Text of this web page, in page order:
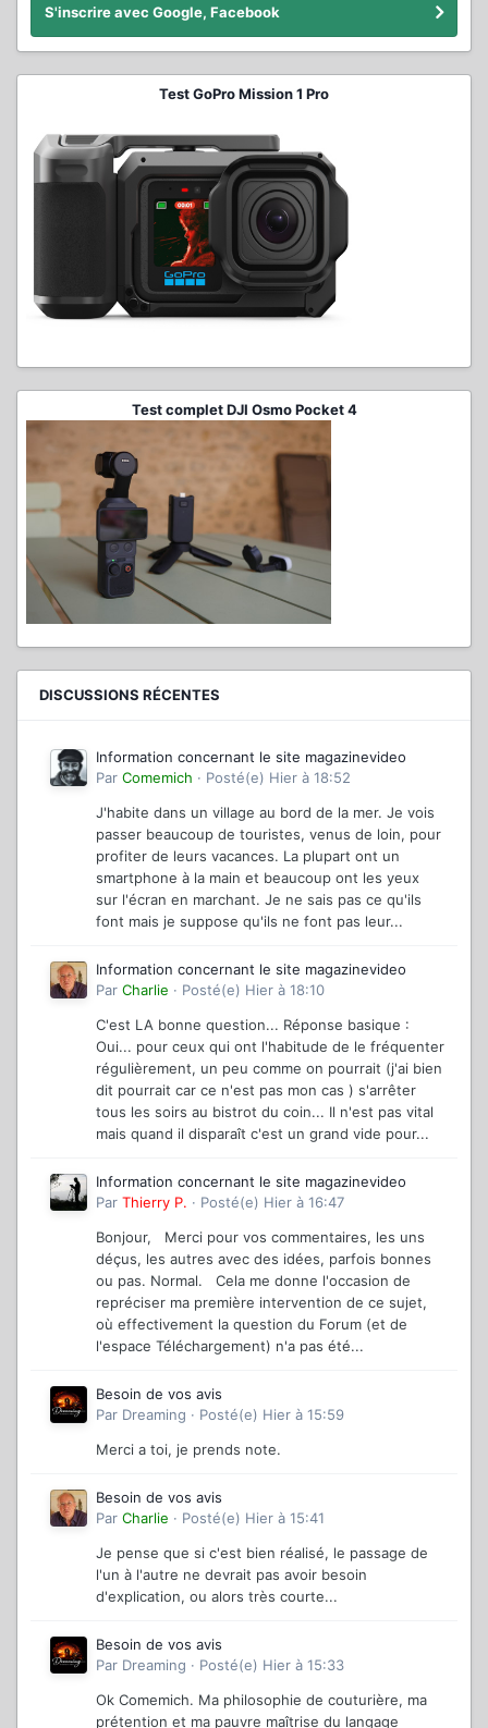
S'inscrire avec Google, Facebook
Test GoPro Mission 1 Pro
Test complet DJI Osmo Pocket 4
DISCUSSIONS RÉCENTES
Information concernant le site magazinevideo
Par Comemich · Posté(e) Hier à 18:52
J'habite dans un village au bord de la mer. Je vois
passer beaucoup de touristes, venus de loin, pour
profiter de leurs vacances. La plupart ont un
smartphone à la main et beaucoup ont les yeux
sur l'écran en marchant. Je ne sais pas ce qu'ils
font mais je suppose qu'ils ne font pas leur...
Information concernant le site magazinevideo
Par Charlie · Posté(e) Hier à 18:10
C'est LA bonne question... Réponse basique :
Oui... pour ceux qui ont l'habitude de le fréquenter
régulièrement, un peu comme on pourrait (j'ai bien
dit pourrait car ce n'est pas mon cas ) s'arrêter
tous les soirs au bistrot du coin... Il n'est pas vital
mais quand il disparaît c'est un grand vide pour...
Information concernant le site magazinevideo
Par Thierry P. · Posté(e) Hier à 16:47
Bonjour, Merci pour vos commentaires, les uns
déçus, les autres avec des idées, parfois bonnes
ou pas. Normal. Cela me donne l'occasion de
repréciser ma première intervention de ce sujet,
où effectivement la question du Forum (et de
l'espace Téléchargement) n'a pas été...
Besoin de vos avis
Par Dreaming · Posté(e) Hier à 15:59
Merci a toi, je prends note.
Besoin de vos avis
Par Charlie · Posté(e) Hier à 15:41
Je pense que si c'est bien réalisé, le passage de
l'un à l'autre ne devrait pas avoir besoin
d'explication, ou alors très courte...
Besoin de vos avis
Par Dreaming · Posté(e) Hier à 15:33
Ok Comemich. Ma philosophie de couturière, ma
prétention et ma pauvre maîtrise du langage